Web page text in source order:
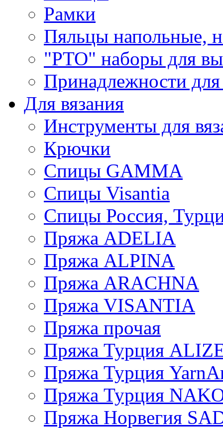
Рамки
Пяльцы напольные,
"РТО" наборы для
Принадлежности
Для вязания
Инструменты для
Крючки
Спицы GAMMA
Спицы Visantia
Спицы Россия,
Пряжа ADELIA
Пряжа ALPINA
Пряжа ARACHNA
Пряжа VISANTIA
Пряжа прочая
Пряжа Турция
Пряжа Турция
Пряжа Турция
Пряжа Норвегия